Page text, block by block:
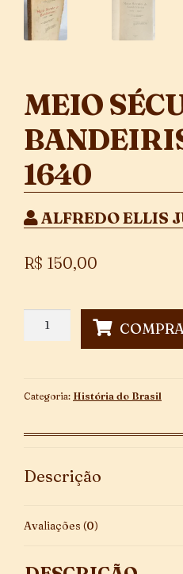
MEIO
1640
ALFREDO ELLIS
R$ 150,00
1640
Categoria: História do Brasil
Descrição
Avaliações (0)